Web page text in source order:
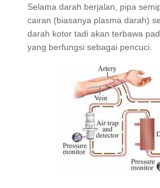
Selama darah berjalan, pipa
cairan (biasanya plasma darah)
darah kotor tadi akan terbawa
yang berfungsi sebagai pencuci.